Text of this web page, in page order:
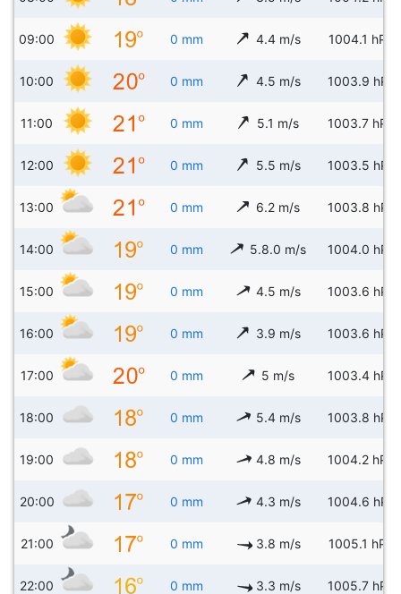
09:00 0 mm 4.4 m/s 1004.1 hPa
10:00 0 mm 4.5 m/s 1003.9 hPa
11:00 0 mm 5.1 m/s 1003.7 hPa
12:00 0 mm 5.5 m/s 1003.5 hPa
13:00 0 mm 6.2 m/s 1003.8 hPa
14:00 0 mm 5.8.0 m/s 1004.0 hPa
15:00 0 mm 4.5 m/s 1003.6 hPa
16:00 0 mm 3.9 m/s 1003.6 hPa
17:00 0 mm 5 m/s 1003.4 hPa
18:00 0 mm 5.4 m/s 1003.8 hPa
19:00 0 mm 4.8 m/s 1004.2 hPa
20:00 0 mm 4.3 m/s 1004.6 hPa
21:00 0 mm 3.8 m/s 1005.1 hPa
22:00 0 mm 3.3 m/s 1005.7 hPa